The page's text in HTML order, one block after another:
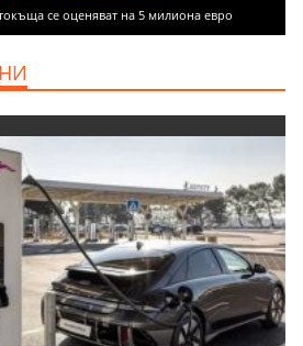
се оценяват на 5 милиона евро